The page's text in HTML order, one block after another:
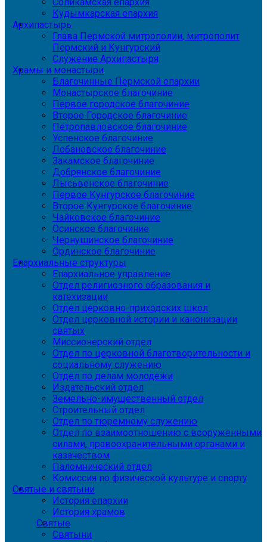
Кудымкарская епархия
Архипастырь
Глава Пермской митрополии, митрополит
Пермский и Кунгурский
Служение Архипастыря
Храмы и монастыри
Благочинные Пермской епархии
Монастырское благочиние
Первое городское благочиние
Второе Городское благочиние
Петропавловское благочиние
Успенское благочиние
Лобановское благочиние
Закамское благочиние
Добрянское благочиние
Лысьвенское благочиние
Первое Кунгурское благочиние
Второе Кунгурское благочиние
Чайковское благочиние
Осинское благочиние
Чернушинское благочиние
Ординское благочиние
Епархиальные структуры
Епархиальное управление
Отдел религиозного образования и
катехизации
Отдел церковно-приходских школ
Отдел церковной истории и канонизации
святых
Миссионерский отдел
Отдел по церковной благотворительности и
социальному служению
Отдел по делам молодежи
Издательский отдел
Земельно-имущественный отдел
Строительный отдел
Отдел по тюремному служению
Отдел по взаимоотношению с вооруженными
силами, правоохранительными органами и
казачеством
Паломнический отдел
Комиссия по физической культуре и спорту
Святые и святыни
История епархии
История храмов
Святые
Святыни